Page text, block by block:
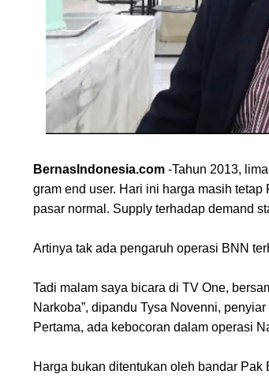
BernasIndonesia.com -Tahun 2013,
gram end user. Hari ini harga masih
pasar normal. Supply terhadap demand
Artinya tak ada pengaruh operasi BNN
Tadi malam saya bicara di TV One,
Narkoba”, dipandu Tysa Novenni,
Pertama, ada kebocoran dalam operasi
Harga bukan ditentukan oleh bandar